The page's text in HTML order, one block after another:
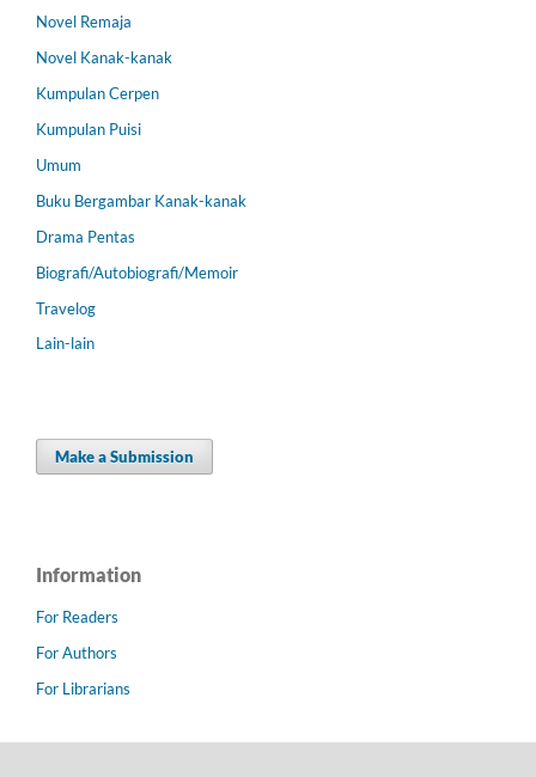
Novel Remaja
Novel Kanak-kanak
Kumpulan Cerpen
Kumpulan Puisi
Umum
Buku Bergambar Kanak-kanak
Drama Pentas
Biografi/Autobiografi/Memoir
Travelog
Lain-lain
Make a Submission
Information
For Readers
For Authors
For Librarians